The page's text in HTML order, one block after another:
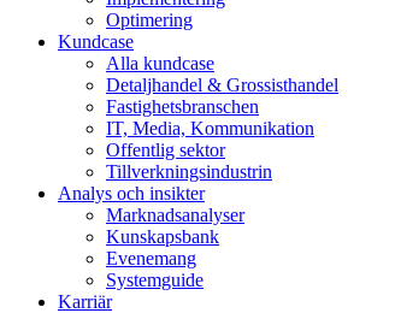
Optimering
Kundcase
Alla kundcase
Detaljhandel & Grossisthandel
Fastighetsbranschen
IT, Media, Kommunikation
Offentlig sektor
Tillverkningsindustrin
Analys och insikter
Marknadsanalyser
Kunskapsbank
Evenemang
Systemguide
Karriär